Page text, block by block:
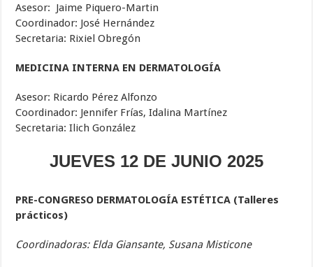
Asesor: Jaime Piquero-Martin
Coordinador: José Hernández
Secretaria: Rixiel Obregón
MEDICINA INTERNA EN DERMATOLOGÍA
Asesor: Ricardo Pérez Alfonzo
Coordinador: Jennifer Frías, Idalina Martínez
Secretaria: Ilich González
JUEVES 12 DE JUNIO 2025
PRE-CONGRESO DERMATOLOGÍA ESTÉTICA (Talleres
prácticos)
Coordinadoras: Elda Giansante, Susana Misticone